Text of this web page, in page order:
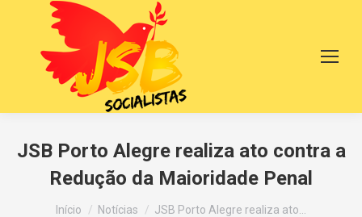
JSB Porto Alegre realiza ato contra a
Redução da Maioridade Penal
Você está aqui:
Início Notícias JSB Porto Alegre realiza ato…